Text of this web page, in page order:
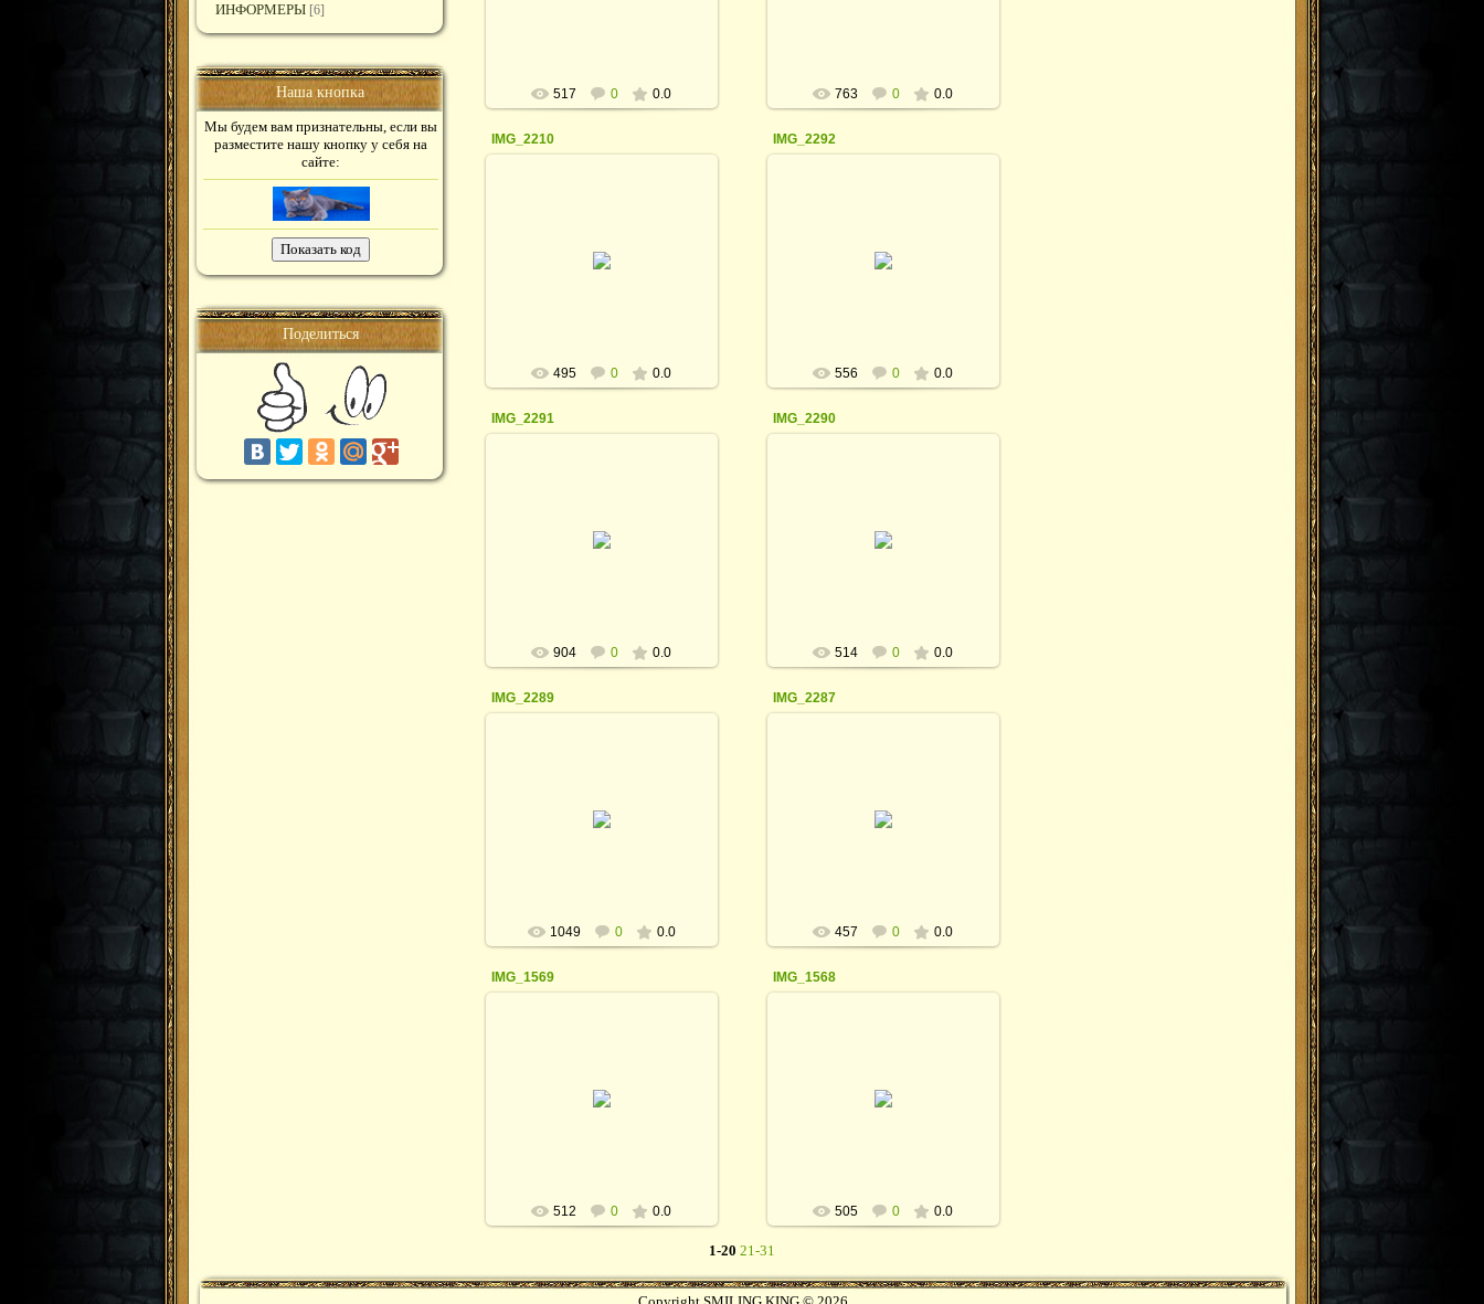
ИНФОРМЕРЫ [6]
Наша кнопка
Мы будем вам признательны, если вы
разместите нашу кнопку у себя на
сайте:
Поделиться
517 0 0.0 763 0 0.0
IMG_2210
495 0 0.0
IMG_2292
556 0 0.0
IMG_2291
904 0 0.0
IMG_2290
514 0 0.0
IMG_2289
1049 0 0.0
IMG_2287
457 0 0.0
IMG_1569
512 0 0.0
IMG_1568
505 0 0.0
1-20 21-31